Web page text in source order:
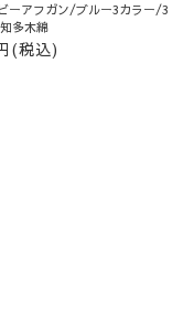
ーアフガン/ブルー3カラー/3
多木綿
(税込)